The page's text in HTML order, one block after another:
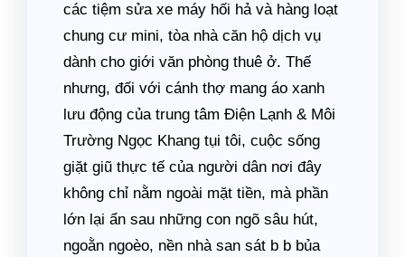
các tiệm sửa xe máy hối hả và hàng loạt
chung cư mini, tòa nhà căn hộ dịch vụ
dành cho giới văn phòng thuê ở. Thế
nhưng, đối với cánh thợ mang áo xanh
lưu động của trung tâm Điện Lạnh & Môi
Trường Ngọc Khang tụi tôi, cuộc sống
giặt giũ thực tế của người dân nơi đây
không chỉ nằm ngoài mặt tiền, mà phần
lớn lại ẩn sau những con ngõ sâu hút,
ngoằn ngoèo, nền nhà san sát b b bủa